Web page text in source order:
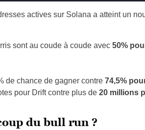
actives sur Solana a atteint un
sont au coude à coude avec 50%
de chance de gagner contre74,5%
pour Drift contre plus de 20 millions
du bull run ?